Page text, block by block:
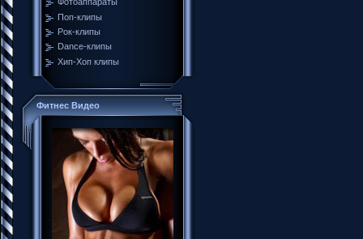
Поп-клипы
Рок-клипы
Dance-клипы
Хип-Хоп клипы
Фитнес Видео